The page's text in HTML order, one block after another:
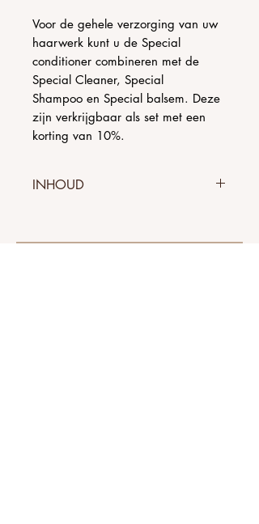
Voor de gehele verzorging van uw
haarwerk kunt u de Special
conditioner combineren met de
Special Cleaner, Special
Shampoo en Special balsem. Deze
zijn verkrijgbaar als set met een
korting van 10%.
INHOUD